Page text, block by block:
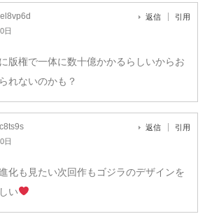
日
返信 引用
版権で一体に数十億かかるらしいからお
れないのかも？
日
返信 引用
化も見たい次回作もゴジラのデザインを
い